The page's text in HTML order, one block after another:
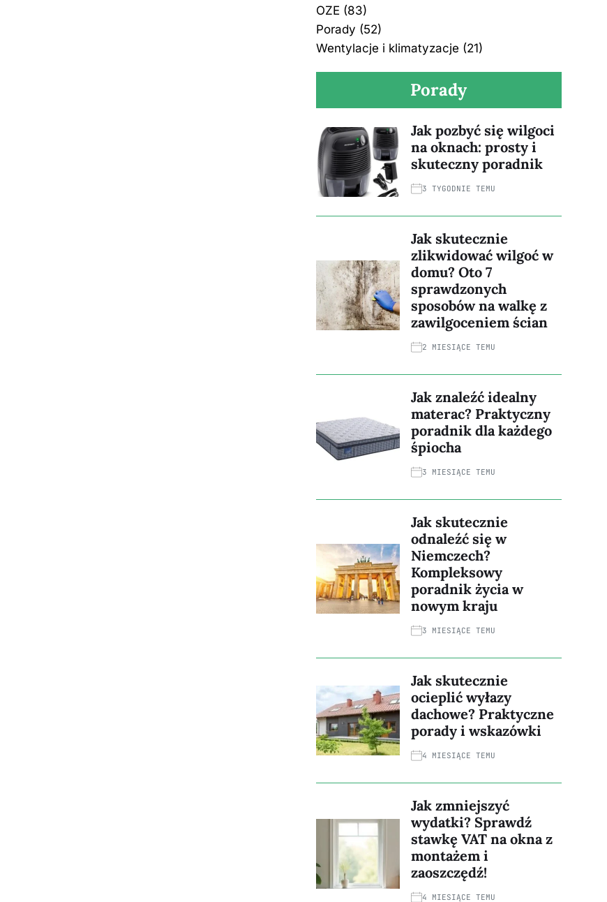
OZE(83)
Porady (52)
Wentylacje i klimatyzacje (21)
Porady
Jak pozbyć się wilgoci
na oknach: prosty i
skuteczny poradnik
3 TYGODNIE TEMU
Jak skutecznie
zlikwidować wilgoć w
domu? Oto 7
sprawdzonych
sposobów na walkę z
zawilgoceniem ścian
2 MIESIĄCE TEMU
Jak znaleźć idealny
materac? Praktyczny
poradnik dla każdego
śpiocha
3 MIESIĄCE TEMU
Jak skutecznie
odnaleźć się w
Niemczech?
Kompleksowy
poradnik życia w
nowym kraju
3 MIESIĄCE TEMU
Jak skutecznie
ocieplić wyłazy
dachowe? Praktyczne
porady i wskazówki
4 MIESIĄCE TEMU
Jak zmniejszyć
wydatki? Sprawdź
stawkę VAT na okna z
montażem i
zaoszczędź!
4 MIESIĄCE TEMU